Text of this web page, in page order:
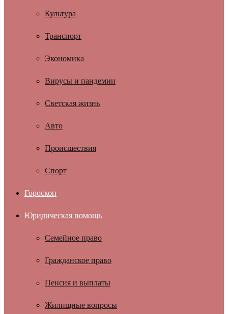
Культура
Транспорт
Экономика
Вирусы и пандемии
Светская жизнь
Авто
Происшествия
Спорт
Гороскоп
Юридическая помощь
Семейное право
Гражданское право
Пенсия и выплаты
Жилищные вопросы